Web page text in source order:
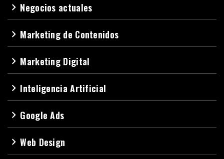
navigate_next Negocios actuales
navigate_next Marketing de Contenidos
navigate_next Marketing Digital
navigate_next Inteligencia Artificial
navigate_next Google Ads
navigate_nextWeb Design